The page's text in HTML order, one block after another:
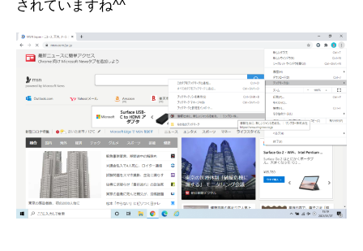
されていますね^^